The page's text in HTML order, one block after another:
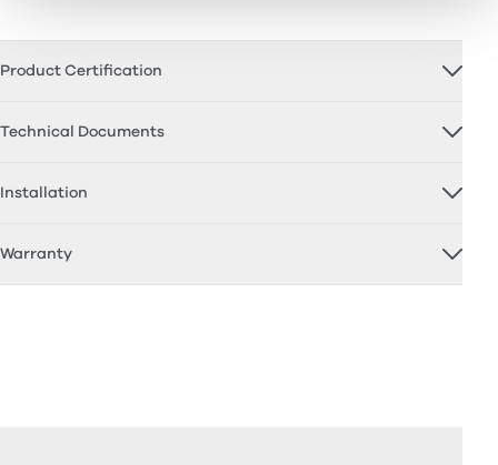
Product Certification
Technical Documents
Installation
Warranty